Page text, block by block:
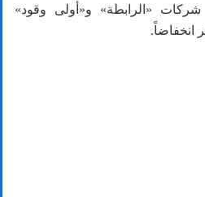
شركات «الرابطة» و«أولى وقود»
انخفاضاً.